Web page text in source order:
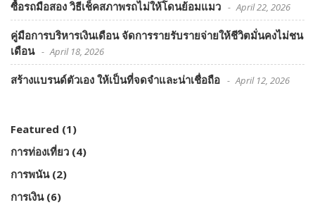
ซื้อรถมือสอง วิธีเช็คสภาพรถไม่ให้โดนย้อมแมว April 22, 2026
คู่มือการบริหารเงินเดือน จัดการรายรับรายจ่ายให้ชีวิตมั่นคงไม่ชน
เดือน
April 18, 2026
สร้างแบรนด์ตัวเอง ให้เป็นที่จดจำและน่าเชื่อถือ April 12, 2026
Featured (1)
การท่องเที่ยว (4)
การพนัน(2)
การเงิน(6)